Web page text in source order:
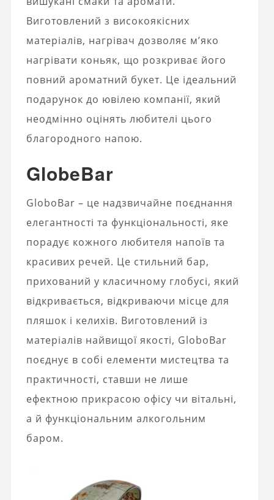
Виготовлений з високоякісних
матеріалів, нагрівач дозволяє м’яко
нагрівати коньяк, що розкриває його
повний ароматний букет. Це ідеальний
подарунок до ювілею компанії, який
неодмінно оцінять любителі цього
благородного напою.
GlobeBar
GloboBar – це надзвичайне поєднання
елегантності та функціональності, яке
порадує кожного любителя напоїв та
красивих речей. Це стильний бар,
прихований у класичному глобусі, який
відкривається, відкриваючи місце для
пляшок і келихів. Виготовлений із
матеріалів найвищої якості, GloboBar
поєднує в собі елементи мистецтва та
практичності, ставши не лише
ефектною прикрасою офісу чи вітальні,
а й функціональним алкогольним
баром.